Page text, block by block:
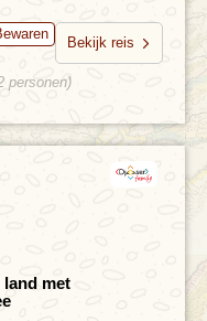
Bekijk reis
personen)
met